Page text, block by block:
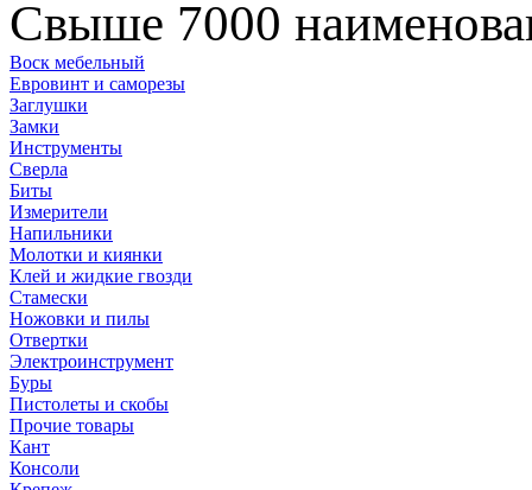
Свыше 7000
Воск мебельный
Евровинт и саморезы
Заглушки
Замки
Инструменты
Сверла
Биты
Измерители
Напильники
Молотки и киянки
Клей и жидкие гвозди
Стамески
Ножовки и пилы
Отвертки
Электроинструмент
Буры
Пистолеты и скобы
Прочие товары
Кант
Консоли